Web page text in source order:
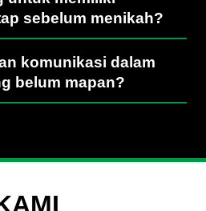
sebelum menikah?
komunikasi dalam
belum mapan?